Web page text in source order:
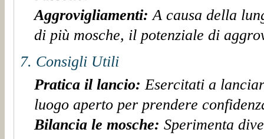
Aggrovigliamenti: A causa della
di più mosche, il potenziale di
7. Consigli Utili
Pratica il lancio: Esercitati a
luogo aperto per prendere
Bilancia le mosche: Sperimenta